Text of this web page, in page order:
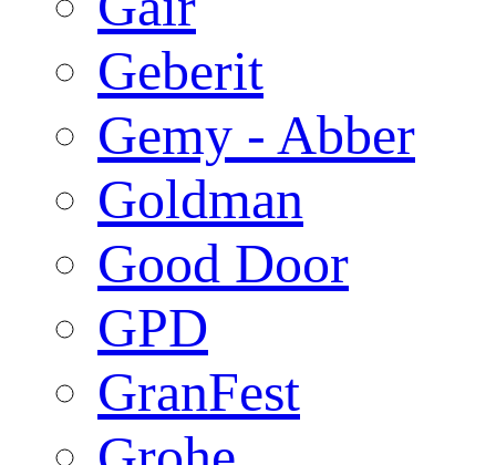
Geberit
Gemy - Abber
Goldman
Good Door
GPD
GranFest